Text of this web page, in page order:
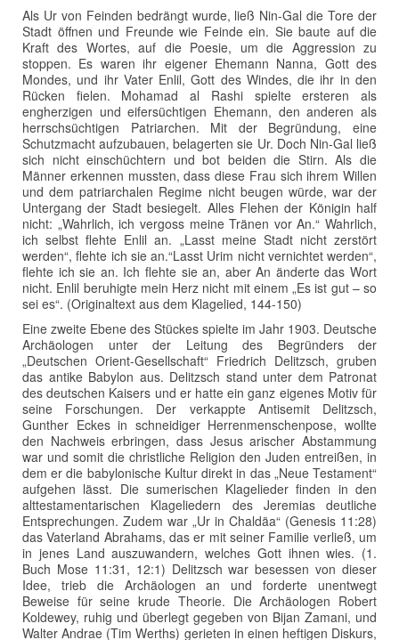
Als Ur von Feinden bedrängt wurde, ließ Nin-Gal die Tore der
Stadt öffnen und Freunde wie Feinde ein. Sie baute auf die
Kraft des Wortes, auf die Poesie, um die Aggression zu
stoppen. Es waren ihr eigener Ehemann Nanna, Gott des
Mondes, und ihr Vater Enlil, Gott des Windes, die ihr in den
Rücken fielen. Mohamad al Rashi spielte ersteren als
engherzigen und eifersüchtigen Ehemann, den anderen als
herrschsüchtigen Patriarchen. Mit der Begründung, eine
Schutzmacht aufzubauen, belagerten sie Ur. Doch Nin-Gal ließ
sich nicht einschüchtern und bot beiden die Stirn. Als die
Männer erkennen mussten, dass diese Frau sich ihrem Willen
und dem patriarchalen Regime nicht beugen würde, war der
Untergang der Stadt besiegelt. Alles Flehen der Königin half
nicht: „Wahrlich, ich vergoss meine Tränen vor An.“ Wahrlich,
ich selbst flehte Enlil an. „Lasst meine Stadt nicht zerstört
werden“, flehte ich sie an.“Lasst Urim nicht vernichtet werden“,
flehte ich sie an. Ich flehte sie an, aber An änderte das Wort
nicht. Enlil beruhigte mein Herz nicht mit einem „Es ist gut – so
sei es“. (Originaltext aus dem Klagelied, 144-150)
Eine zweite Ebene des Stückes spielte im Jahr 1903. Deutsche
Archäologen unter der Leitung des Begründers der
„Deutschen Orient-Gesellschaft“ Friedrich Delitzsch, gruben
das antike Babylon aus. Delitzsch stand unter dem Patronat
des deutschen Kaisers und er hatte ein ganz eigenes Motiv für
seine Forschungen. Der verkappte Antisemit Delitzsch,
Gunther Eckes in schneidiger Herrenmenschenpose, wollte
den Nachweis erbringen, dass Jesus arischer Abstammung
war und somit die christliche Religion den Juden entreißen, in
dem er die babylonische Kultur direkt in das „Neue Testament“
aufgehen lässt. Die sumerischen Klagelieder finden in den
alttestamentarischen Klageliedern des Jeremias deutliche
Entsprechungen. Zudem war „Ur in Chaldäa“ (Genesis 11:28)
das Vaterland Abrahams, das er mit seiner Familie verließ, um
in jenes Land auszuwandern, welches Gott ihnen wies. (1.
Buch Mose 11:31, 12:1) Delitzsch war besessen von dieser
Idee, trieb die Archäologen an und forderte unentwegt
Beweise für seine krude Theorie. Die Archäologen Robert
Koldewey, ruhig und überlegt gegeben von Bijan Zamani, und
Walter Andrae (Tim Werths) gerieten in einen heftigen Diskurs,